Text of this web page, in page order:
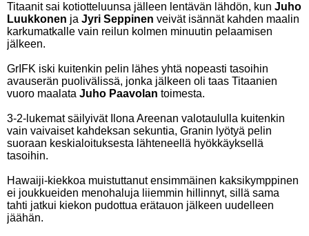
Titaanit sai kotiotteluunsa jälleen lentävän lähdön, kun Juho
Luukkonen ja Jyri Seppinen veivät isännät kahden maalin
karkumatkalle vain reilun kolmen minuutin pelaamisen
jälkeen.
GrIFK iski kuitenkin pelin lähes yhtä nopeasti tasoihin
avauserän puolivälissä, jonka jälkeen oli taas Titaanien
vuoro maalata Juho Paavolan toimesta.
3-2-lukemat säilyivät Ilona Areenan valotaululla kuitenkin
vain vaivaiset kahdeksan sekuntia, Granin lyötyä pelin
suoraan keskialoituksesta lähteneellä hyökkäyksellä
tasoihin.
Hawaiji-kiekkoa muistuttanut ensimmäinen kaksikymppinen
ei joukkueiden menohaluja liiemmin hillinnyt, sillä sama
tahti jatkui kiekon pudottua erätauon jälkeen uudelleen
jäähän.